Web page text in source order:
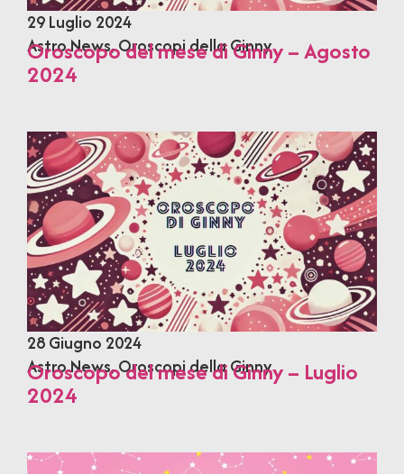
29 Luglio 2024
Astro News,Oroscopi della Ginny
Oroscopo del mese di Ginny – Agosto
2024
28 Giugno 2024
Astro News,Oroscopi della Ginny
Oroscopo del mese di Ginny – Luglio
2024